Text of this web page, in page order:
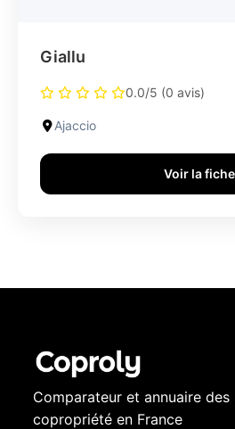
Giallu
0.0/5 (0 avis)
Ajaccio
Voir la fiche
Comparateur et annuaire
copropriété en France